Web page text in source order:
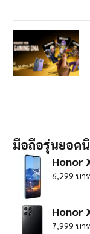
มือถือรุ่นยอด
Honor
6,299 บา
Honor
7,999 บา